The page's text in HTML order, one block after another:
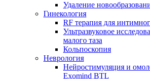
Удаление
Гинекология
RF терапия для
Ультразвуковое
малого таза
Кольпоскопия
Неврология
Нейростимуляция и
Exomind BTL